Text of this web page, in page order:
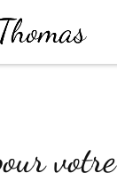
votre